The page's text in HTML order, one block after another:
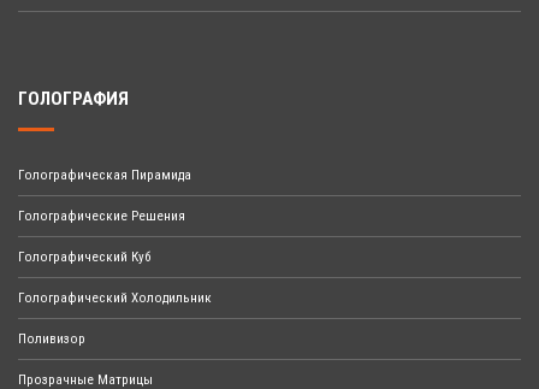
ГОЛОГРАФИЯ
Голографическая Пирамида
Голографические Решения
Голографический Куб
Голографический Холодильник
Поливизор
Прозрачные Матрицы